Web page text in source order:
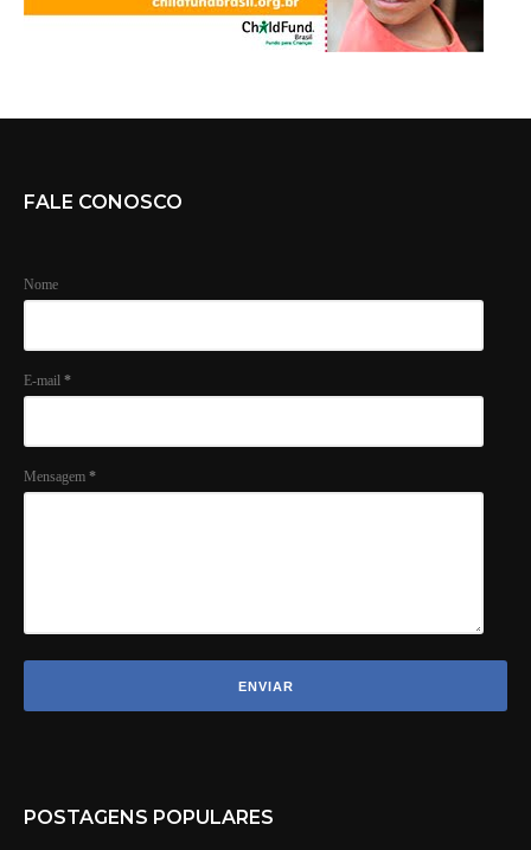
FALE CONOSCO
Nome
E-mail *
Mensagem *
POSTAGENS POPULARES